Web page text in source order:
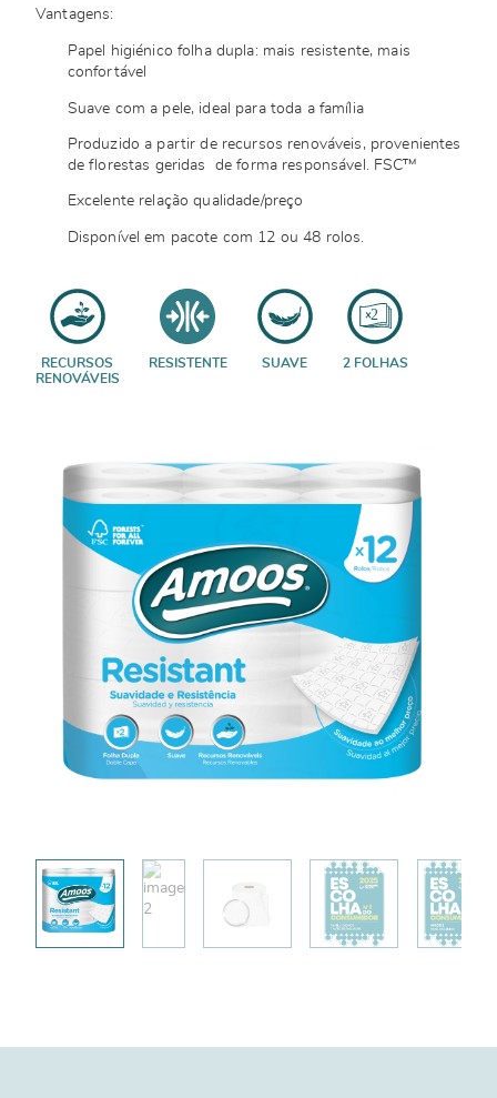
Vantagens:
Papel higiénico folha dupla: mais resistente, mais
confortável
Suave com a pele, ideal para toda a família
Produzido a partir de recursos renováveis, provenientes
de florestas geridas de forma responsável. FSC™
Excelente relação qualidade/preço
Disponível em pacote com 12 ou 48 rolos.
RECURSOS
RENOVÁVEIS
RESISTENTE SUAVE 2 FOLHAS